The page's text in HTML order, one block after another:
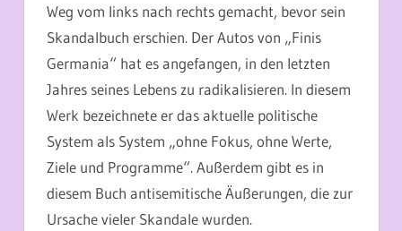
Weg vom links nach rechts gemacht, bevor sein
Skandalbuch erschien. Der Autos von „Finis
Germania“ hat es angefangen, in den letzten
Jahres seines Lebens zu radikalisieren. In diesem
Werk bezeichnete er das aktuelle politische
System als System „ohne Fokus, ohne Werte,
Ziele und Programme“. Außerdem gibt es in
diesem Buch antisemitische Äußerungen, die zur
Ursache vieler Skandale wurden.